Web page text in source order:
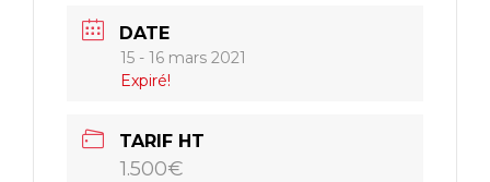
Illustration
Mise en pratique
Échanges
DATE
15 - 16 mars 2021
Expiré!
TARIF HT
1.500€